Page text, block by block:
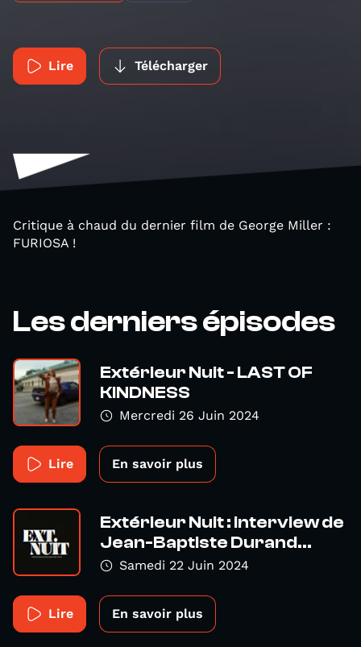
Lire Télécharger
Critique à chaud du dernier film de George Miller :
FURIOSA !
Les derniers épisodes
Extérieur Nuit - LAST OF
KINDNESS
Mercredi 26 Juin 2024
Lire En savoir plus
Extérieur Nuit : interview de
Jean-Baptiste Durand...
Samedi 22 Juin 2024
Lire En savoir plus